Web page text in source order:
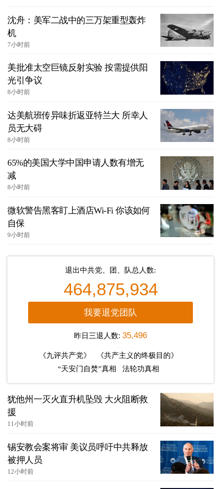
沈舟：美军二战中的三万架重型轰炸
机
7小时前
美批准太空巨镜反射实验 按需提供阳
光引争议
8小时前
达美航班传异味折返亚特兰大 所幸人
员无大碍
8小时前
65%的美国大学中国申请人数有增无
减
8小时前
微软警告黑客盯上酒店Wi-Fi 你该如何
自保
9小时前
退出中共党、团、队总人数:
464,875,934
我要退党团队
昨日三退人数: 35,496
《九评共产党》
《共产主义的终极目的》
“天安门自焚”真相
法轮功真相
犹他州一灭火直升机坠毁 大火阻断救
援
11小时前
锡安教会案将审 美议员呼吁中共释放
被押人员
12小时前